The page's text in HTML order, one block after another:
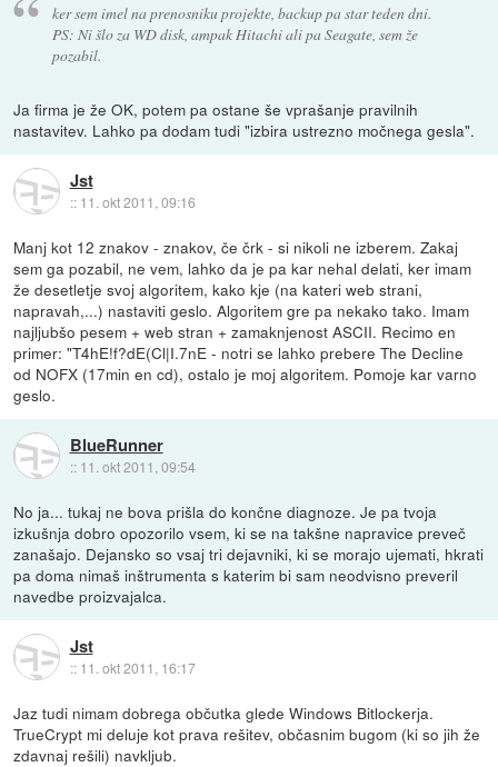
ker sem imel na prenosniku projekte, backup pa star teden dni.
PS: Ni šlo za WD disk, ampak Hitachi ali pa Seagate, sem že
pozabil.
Ja firma je že OK, potem pa ostane še vprašanje pravilnih
nastavitev. Lahko pa dodam tudi "izbira ustrezno močnega gesla".
Jst
:: 11. okt 2011, 09:16
Manj kot 12 znakov - znakov, če črk - si nikoli ne izberem. Zakaj
sem ga pozabil, ne vem, lahko da je pa kar nehal delati, ker imam
že desetletje svoj algoritem, kako kje (na kateri web strani,
napravah,...) nastaviti geslo. Algoritem gre pa nekako tako. Imam
najljubšo pesem + web stran + zamaknjenost ASCII. Recimo en
primer: "T4hE!f?dE(Cl|I.7nE - notri se lahko prebere The Decline
od NOFX (17min en cd), ostalo je moj algoritem. Pomoje kar varno
geslo.
BlueRunner
:: 11. okt 2011, 09:54
No ja... tukaj ne bova prišla do končne diagnoze. Je pa tvoja
izkušnja dobro opozorilo vsem, ki se na takšne napravice preveč
zanašajo. Dejansko so vsaj tri dejavniki, ki se morajo ujemati, hkrati
pa doma nimaš inštrumenta s katerim bi sam neodvisno preveril
navedbe proizvajalca.
Jst
:: 11. okt 2011, 16:17
Jaz tudi nimam dobrega občutka glede Windows Bitlockerja.
TrueCrypt mi deluje kot prava rešitev, občasnim bugom (ki so jih že
zdavnaj rešili) navkljub.